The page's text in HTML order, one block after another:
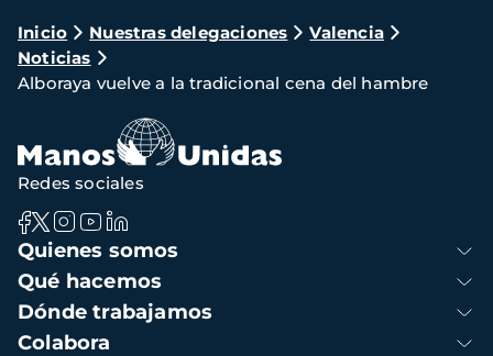
Ruta
de
navegación
Inicio Nuestras delegaciones
Valencia
Noticias
Alboraya vuelve a la tradicional cena del hambre
Navegación
principal
Quienes somos
Qué hacemos
Dónde trabajamos
Colabora
Redes sociales